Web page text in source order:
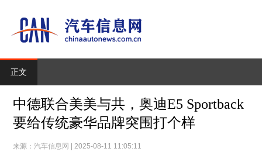
正文
中德联合美美与共，奥迪E5 Sportback
要给传统豪华品牌突围打个样
来源：汽车信息网 | 2025-08-11 11:05:11